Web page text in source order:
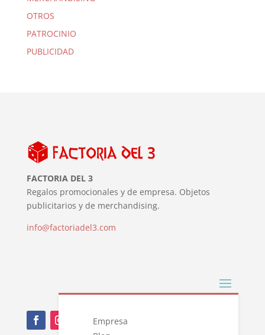
OTROS
PATROCINIO
PUBLICIDAD
FACTORIA DEL 3
Regalos promocionales y de empresa. Objetos
publicitarios y de merchandising.
info@factoriadel3.com
Empresa